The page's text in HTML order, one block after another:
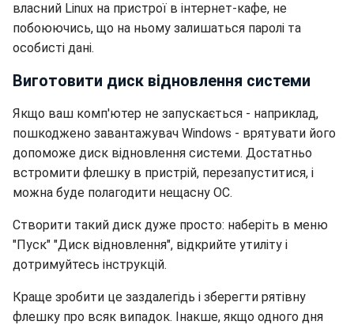
власний Linux на пристрої в інтернет-кафе, не
побоюючись, що на ньому залишаться паролі та
особисті дані.
Виготовити диск відновлення системи
Якщо ваш комп'ютер не запускається - наприклад,
пошкоджено завантажувач Windows - врятувати його
допоможе диск відновлення системи. Достатньо
встромити флешку в пристрій, перезапуститися, і
можна буде полагодити нещасну ОС.
Створити такий диск дуже просто: наберіть в меню
"Пуск" "Диск відновлення", відкрийте утиліту і
дотримуйтесь інструкцій.
Краще зробити це заздалегідь і зберегти рятівну
флешку про всяк випадок. Інакше, якщо одного дня